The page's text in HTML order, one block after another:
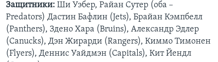
Защитники: Ши Уэбер, Райан Сутер (оба –
Predators) Дастин Бафлин (Jets), Брайан Кэмпбелл
(Panthers), Здено Хара (Bruins), Александр Эдлер
(Canucks), Дэн Жирарди (Rangers), Киммо Тимонен
(Flyers), Деннис Уайдмэн (Capitals), Кит Йендл